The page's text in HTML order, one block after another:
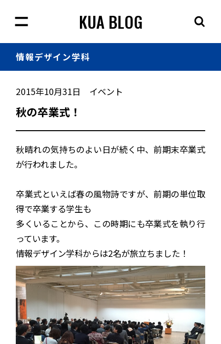
KUA BLOG
情報デザイン学科
2015年10月31日 イベント
秋の卒業式！
秋晴れの気持ちのよい日が続く中、前期末卒業式
が行われました。
卒業式といえば春の風物詩ですが、前期の単位取
得で卒業する学生も
多くいることから、この時期にも卒業式を執り行
っています。
情報デザイン学科からは2名が旅立ちました！